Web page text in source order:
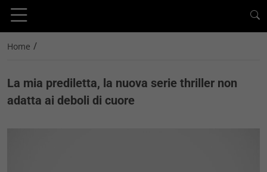
Home /
La mia prediletta, la nuova serie thriller non
adatta ai deboli di cuore